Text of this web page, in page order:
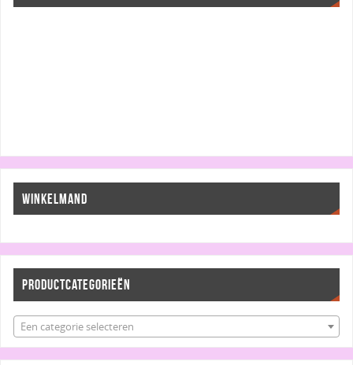
WINKELMAND
PRODUCTCATEGORIEËN
Een categorie selecteren